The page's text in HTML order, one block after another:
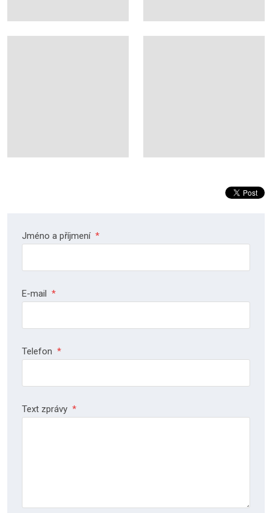
Jméno a příjmení *
E-mail *
Telefon *
Text zprávy *